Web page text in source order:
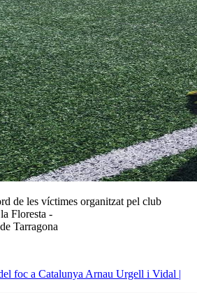
de les víctimes organitzat pel club
Floresta -
Tarragona
foc a Catalunya Arnau Urgell i Vidal |